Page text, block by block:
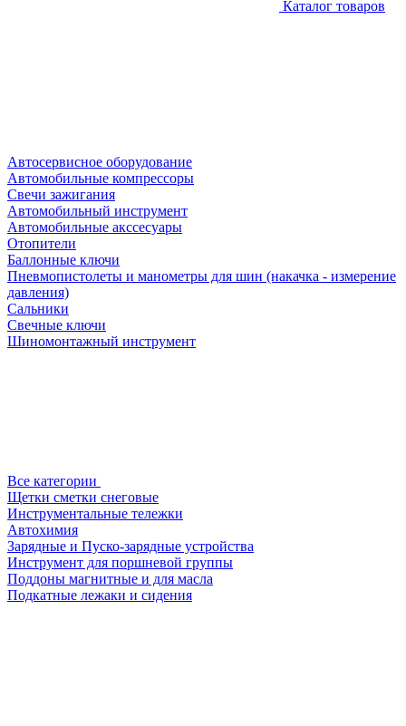
Каталог товаров
Автосервисное оборудование
Автомобильные компрессоры
Свечи зажигания
Автомобильный инструмент
Автомобильные акссесуары
Отопители
Баллонные ключи
Пневмопистолеты и манометры для шин (накачка - измерение
давления)
Сальники
Свечные ключи
Шиномонтажный инструмент
Все категории
Щетки сметки снеговые
Инструментальные тележки
Автохимия
Зарядные и Пуско-зарядные устройства
Инструмент для поршневой группы
Поддоны магнитные и для масла
Подкатные лежаки и сидения